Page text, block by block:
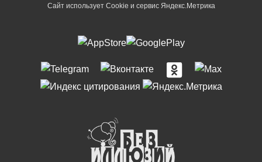
Сайт использует Cookie и сервиc Яндекс.Метрика